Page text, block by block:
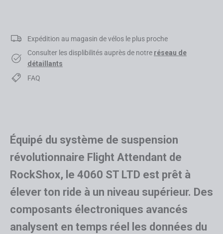
Expédition au magasin de vélos le plus proche
Consulter les displibilités auprès de notre réseau de
détaillants
FAQ
Équipé du système de suspension
révolutionnaire Flight Attendant de
RockShox, le 4060 ST LTD est prêt à
élever ton ride à un niveau supérieur. Des
composants électroniques avancés
analysent en temps réel les données du